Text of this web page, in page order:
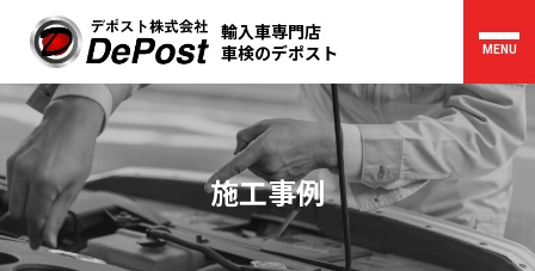
輸入車専門店
車検のデポスト
MENU
施工事例